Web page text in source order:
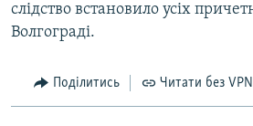
слідство встановило усіх
Волгограді.
Поділитись Читати без VPN